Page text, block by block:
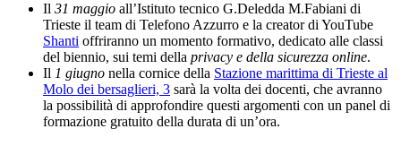
Il 31 maggio all’Istituto tecnico G.Deledda M.Fabiani di
Trieste il team di Telefono Azzurro e la creator di YouTube
Shanti offriranno un momento formativo, dedicato alle classi
del biennio, sui temi della privacy e della sicurezza online.
Il 1 giugno nella cornice della Stazione marittima di Trieste al
Molo dei bersaglieri, 3 sarà la volta dei docenti, che avranno
la possibilità di approfondire questi argomenti con un panel di
formazione gratuito della durata di un’ora.